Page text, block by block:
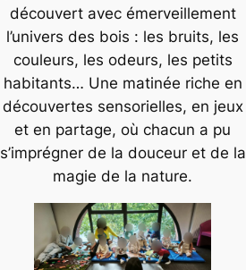
découvert avec émerveillement
l’univers des bois : les bruits, les
couleurs, les odeurs, les petits
habitants… Une matinée riche en
découvertes sensorielles, en jeux
et en partage, où chacun a pu
s’imprégner de la douceur et de la
magie de la nature.